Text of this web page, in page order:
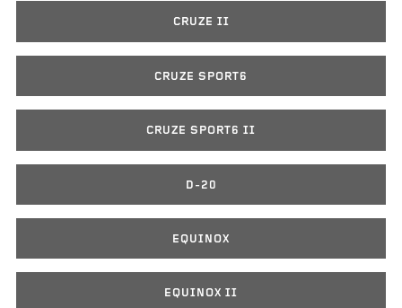
CRUZE II
CRUZE SPORT6
CRUZE SPORT6 II
D-20
EQUINOX
EQUINOX II